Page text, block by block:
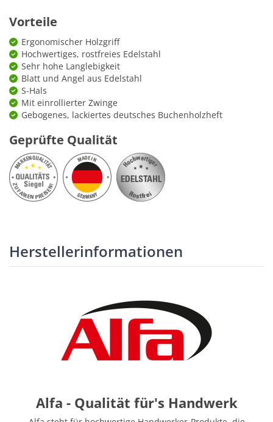
Vorteile
Ergonomischer Holzgriff
Hochwertiges, rostfreies Edelstahl
Sehr hohe Langlebigkeit
Blatt und Angel aus Edelstahl
S-Hals
Mit einrollierter Zwinge
Gebogenes, lackiertes deutsches Buchenholzheft
Geprüfte Qualität
Herstellerinformationen
Alfa - Qualität für's Handwerk